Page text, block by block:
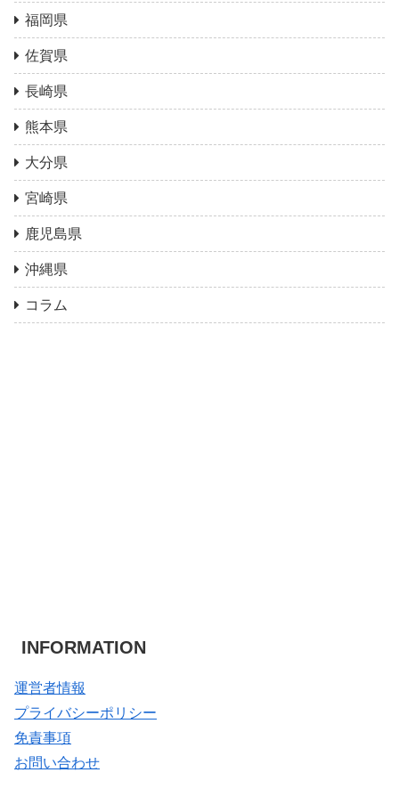
福岡県
佐賀県
長崎県
熊本県
大分県
宮崎県
鹿児島県
沖縄県
コラム
INFORMATION
運営者情報
プライバシーポリシー
免責事項
お問い合わせ